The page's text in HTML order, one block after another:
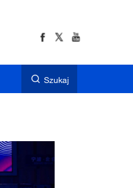
Szukaj